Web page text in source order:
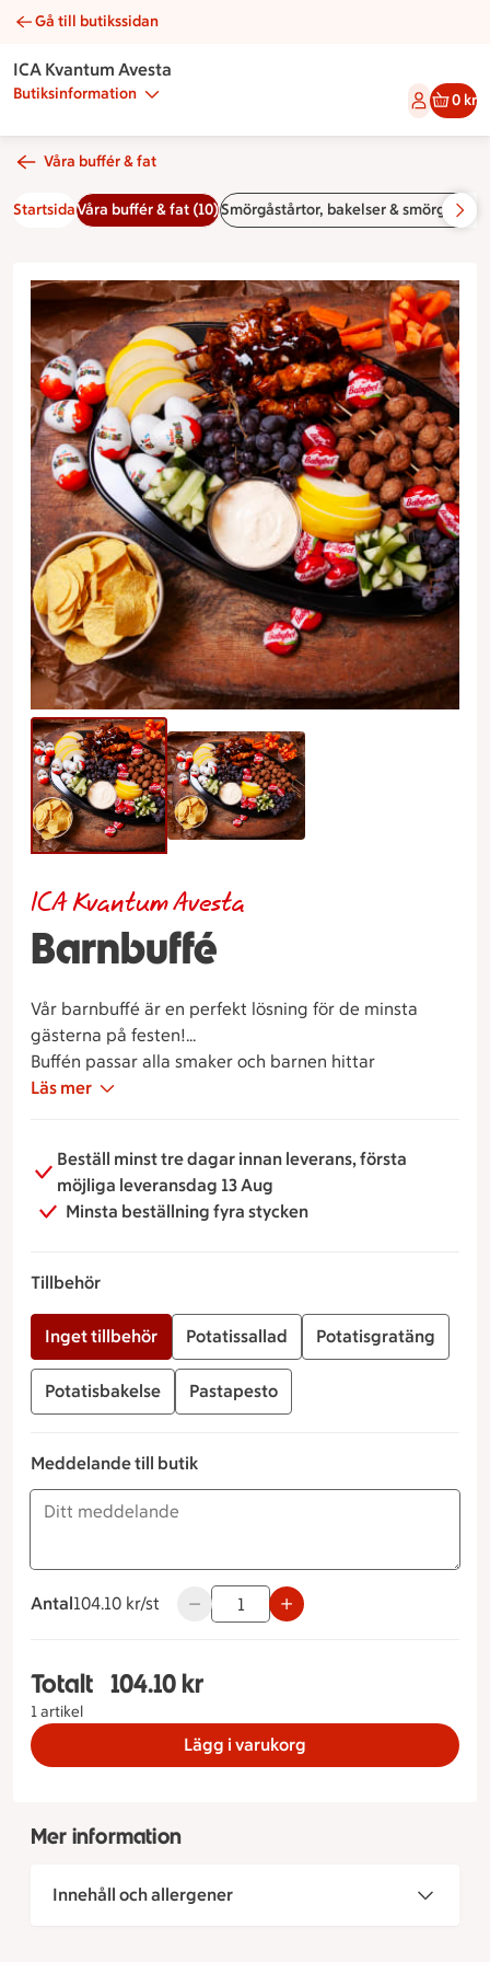
Barnbuffé | Catering ICA Kvantum Avesta
Gå till butikssidan
ICA Kvantum Avesta
Butiksinformation 0 kr
Våra buffér & fat
StartsidaVåra buffér & fat (10)Smörgåstårtor, bakelser & smörgåsar
Barnbuffé
ICA Kvantum Avesta
Vår barnbuffé är en perfekt lösning för de minsta
gästerna på festen!
Buffén passar alla smaker och barnen hittar
garanterat många av sina favoriter här!
holidaydipp samt frukt och mini-ostar.
Läs mer
Beställ minst tre dagar innan leverans, första
möjliga leveransdag 13 Aug
Minsta beställning fyra stycken
Tillbehör
Inget tillbehör Potatissallad Potatisgratäng
Potatisbakelse Pastapesto
Meddelande till butik
Antal
104.10 kronor styck
104.10 kr/st Använd knapparna för att minska
Totalt
1 artikel
Totalt 1 stycken Barnbuffé Tillbehör Inget
104.10 kr
Lägg i varukorg
Mer information
Innehåll och allergener